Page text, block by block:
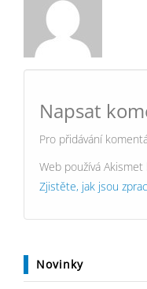
Napsat
Pro přidávání
Web používá
Zjistěte, jak jsou
Novinky